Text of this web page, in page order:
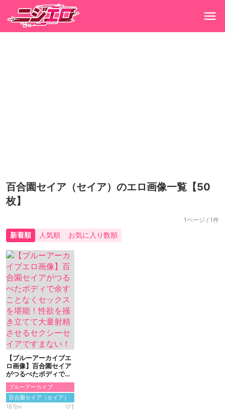
百合園セイア（セイア）のエロ画像一覧【50
枚】
1ページ / 1件
新着順 人気順 お気に入り数順
【ブルーアーカイブエ
ロ画像】百合園セイア
がつるぺたボディで余
すことなくセックスを
堪能！性欲を掻き立て
て大量射精させるセク
シーセイアですまな
ブルーアーカイブ
百合園セイア（セイア）
187pv
♡1